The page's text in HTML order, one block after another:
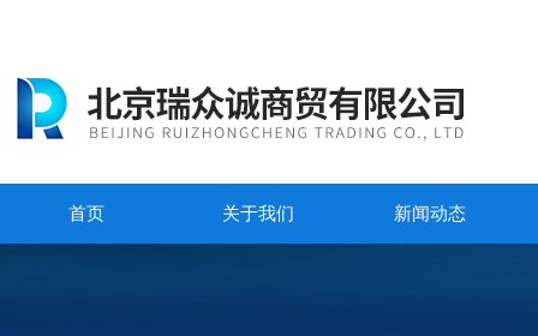
首页 关于我们 新闻动态